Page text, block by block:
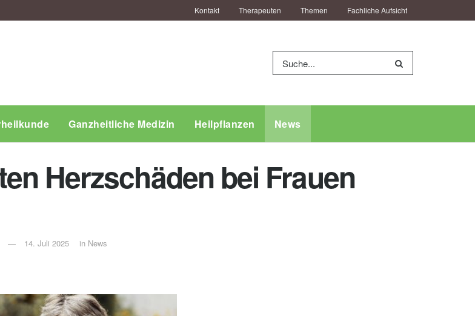
Kontakt Therapeuten Themen Fachliche Aufsicht
Ganzheitliche Medizin Heilpflanzen News
Herzschäden bei Frauen
14. Juli 2025 in News